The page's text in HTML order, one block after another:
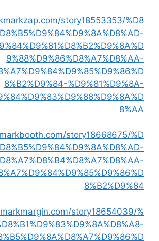
story18553353/%D8
9%88%D9%86%D8%A7%D8%AA-
8%B2%D9%84-%D9%81%D9%8A-
8%AA
story18668675/%D
8%B2%D9%84
story18654039/%